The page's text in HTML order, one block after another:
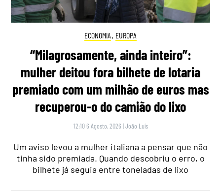
ECONOMIA , EUROPA
“Milagrosamente, ainda inteiro”:
mulher deitou fora bilhete de lotaria
premiado com um milhão de euros mas
recuperou-o do camião do lixo
12:10 6 Agosto, 2026 |João Luís
Um aviso levou a mulher italiana a pensar que não
tinha sido premiada. Quando descobriu o erro, o
bilhete já seguia entre toneladas de lixo